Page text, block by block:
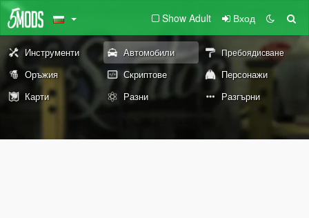
Show Adult Вход
Инструменти Автомобили Пребоядисване
Оръжия Скриптове
Персонажи
Карти
Разни Разгърни